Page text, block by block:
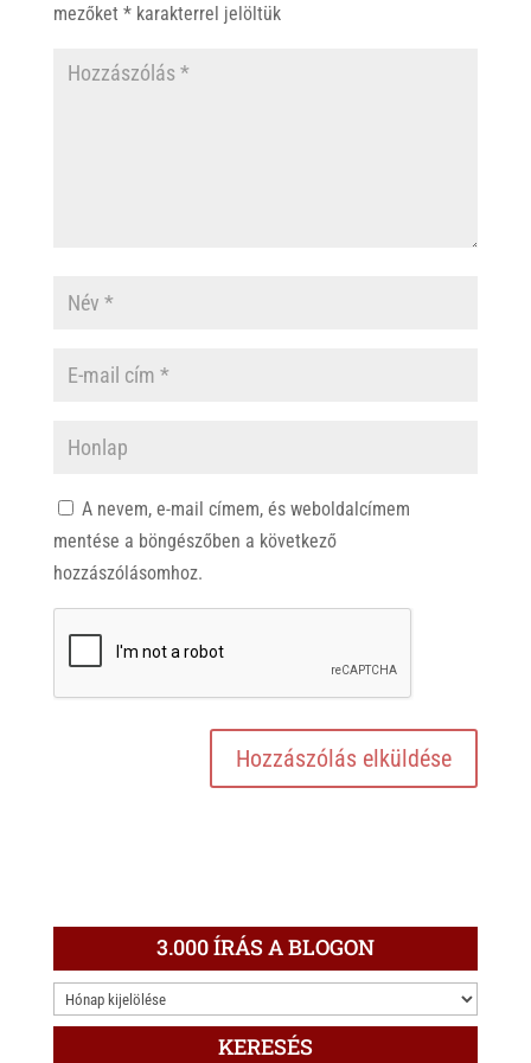
mezőket *karakterrel jelöltük
A nevem, e-mail címem, és weboldalcímem
mentése a böngészőben a következő
hozzászólásomhoz.
3.000 ÍRÁS A BLOGON
3.000
ÍRÁS
KERESÉS